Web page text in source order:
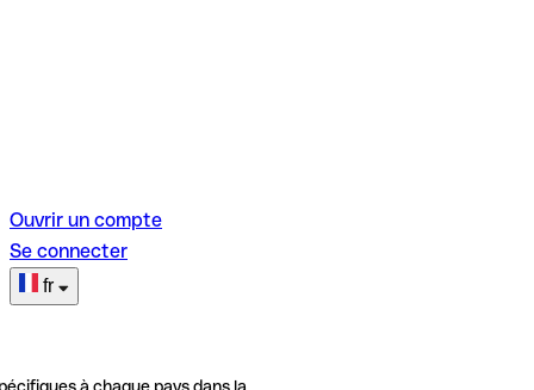
Ouvrir un compte
Se connecter
fr